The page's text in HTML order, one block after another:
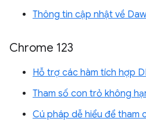
Thông tin cập nhật về
Chrome 123
Hỗ trợ các hàm tích hợp
Tham số con trỏ không
Cú pháp dễ hiểu để tham